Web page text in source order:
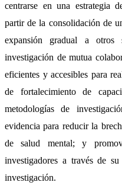
centrarse en una estrategia
partir de la consolidación de
expansión gradual a otros
investigación de mutua
eficientes y accesibles para
de fortalecimiento de
metodologías de
evidencia para reducir la
de salud mental; y
investigadores a través de
investigación.